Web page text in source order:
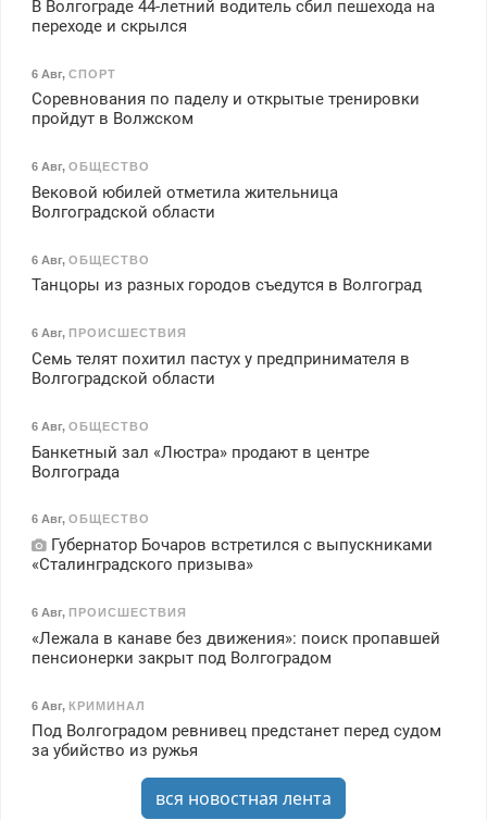
В Волгограде 44-летний водитель сбил пешехода на
переходе и скрылся
6 Авг, СПОРТ
Соревнования по паделу и открытые тренировки
пройдут в Волжском
6 Авг, ОБЩЕСТВО
Вековой юбилей отметила жительница
Волгоградской области
6 Авг, ОБЩЕСТВО
Танцоры из разных городов съедутся в Волгоград
6 Авг, ПРОИСШЕСТВИЯ
Семь телят похитил пастух у предпринимателя в
Волгоградской области
6 Авг, ОБЩЕСТВО
Банкетный зал «Люстра» продают в центре
Волгограда
6 Авг, ОБЩЕСТВО
Губернатор Бочаров встретился с выпускниками
«Сталинградского призыва»
6 Авг, ПРОИСШЕСТВИЯ
«Лежала в канаве без движения»: поиск пропавшей
пенсионерки закрыт под Волгоградом
6 Авг, КРИМИНАЛ
Под Волгоградом ревнивец предстанет перед судом
за убийство из ружья
вся новостная лента